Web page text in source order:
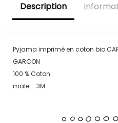
Description
Pyjama imprimé en coton bio
GARCON
100 % Coton
male – 3M